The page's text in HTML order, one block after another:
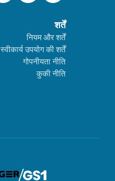
शर्तें
नियम और शर्तें
स्वीकार्य उपयोग की शर्तें
गोपनीयता नीति
कुकी नीति